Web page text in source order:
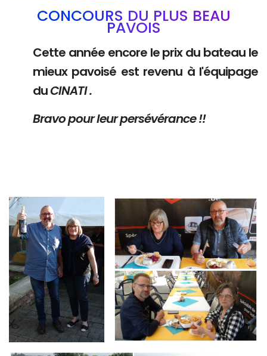
CONCOURS DU PLUS BEAU
PAVOIS
Cette année encore le prix du bateau le
mieux pavoisé est revenu à l'équipage
duCINATI .
Bravo pour leur persévérance !!
Branding
ARMCHAIR ARMCHAIR